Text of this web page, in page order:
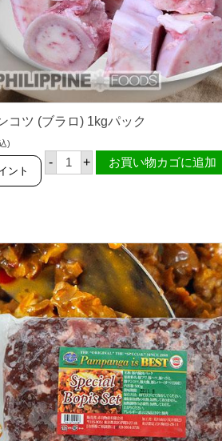
コツ (ブラロ) 1kgパック
)
ント
- 牛
の
ブ
ラ
ロ
)
1
k
g
パ
ッ
ク
個
+ お買い物カゴに追加